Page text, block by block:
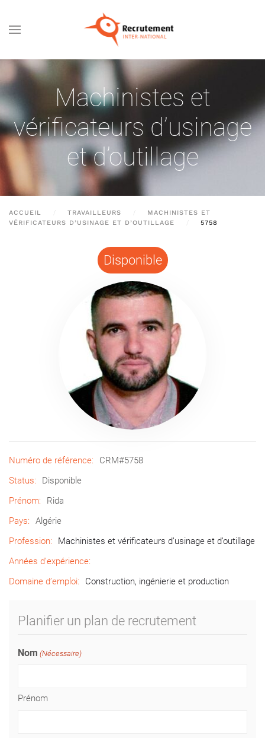
Passer au contenu principal
Machinistes et
vérificateurs d’usinage
et d’outillage
ACCUEIL TRAVAILLEURS
MACHINISTES ET
VÉRIFICATEURS D’USINAGE ET D’OUTILLAGE
5758
Disponible
Numéro de référence:
CRM#5758
Status:
Disponible
Prénom:
Rida
Pays:
Algérie
Profession:
Machinistes et vérificateurs d’usinage et d’outillage
Années d’expérience:
Domaine d’emploi:
Construction, ingénierie et production
Planifier un plan de recrutement
Nom (Nécessaire)
Prénom